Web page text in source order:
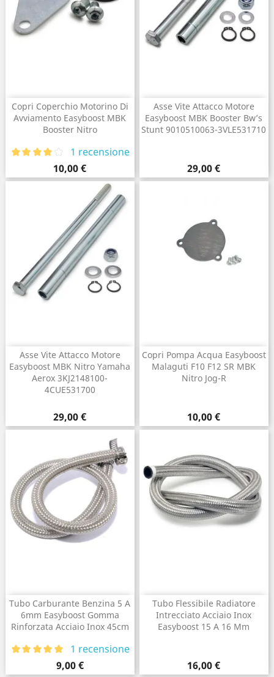
Copri Coperchio Motorino Di
Avviamento Easyboost MBK
Booster Nitro
Prezzo
10,00 €
1 recensione
Asse Vite Attacco Motore
Easyboost MBK Booster Bw’s
Stunt 9010510063-3VLE531710
Prezzo
29,00 €
Asse Vite Attacco Motore
Easyboost MBK Nitro Yamaha
Aerox 3KJ2148100-
4CUE531700
Prezzo
29,00 €
Copri Pompa Acqua Easyboost
Malaguti F10 F12 SR MBK
Nitro Jog-R
Prezzo
10,00 €
Tubo Carburante Benzina 5 A
6mm Easyboost Gomma
Rinforzata Acciaio Inox 45cm
Prezzo
9,00 €
1 recensione
Tubo Flessibile Radiatore
Intrecciato Acciaio Inox
Easyboost 15 A 16 Mm
Prezzo
16,00 €